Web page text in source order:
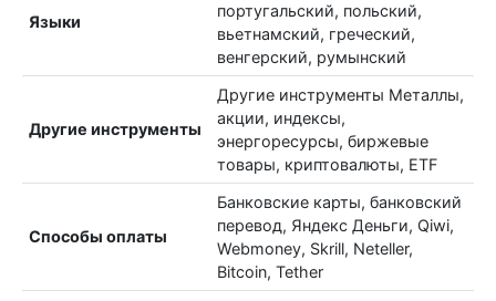
Языки
португальский, польский,
вьетнамский, греческий,
венгерский, румынский
Другие инструменты
Другие инструменты Металлы,
акции, индексы,
энергоресурсы, биржевые
товары, криптовалюты, ETF
Способы оплаты
Банковские карты, банковский
перевод, Яндекс Деньги, Qiwi,
Webmoney, Skrill, Neteller,
Bitcoin, Tether